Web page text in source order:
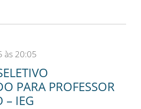
às 20:05
PARA PROFESSOR
– IEG